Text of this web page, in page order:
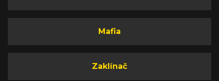
Mafia
Zaklínač